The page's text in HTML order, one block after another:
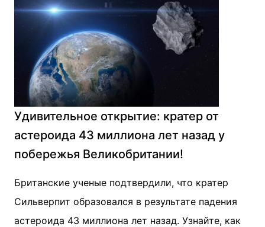
Удивительное открытие: кратер от
астероида 43 миллиона лет назад у
побережья Великобритании!
Британские ученые подтвердили, что кратер
Сильверпит образовался в результате падения
астероида 43 миллиона лет назад. Узнайте, как